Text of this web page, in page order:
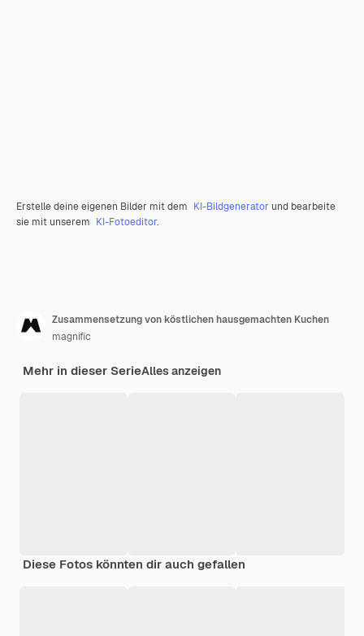
Erstelle deine eigenen Bilder mit dem KI-Bildgenerator und bearbeite
sie mit unserem KI-Fotoeditor.
Zusammensetzung von köstlichen hausgemachten Kuchen
magnific
Mehr in dieser SerieAlles anzeigen
Diese Fotos könnten dir auch gefallen